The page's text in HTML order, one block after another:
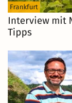
Frankfurt
Interview mit
Tipps